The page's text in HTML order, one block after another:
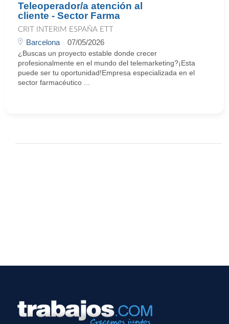
Teleoperador/a atención al
cliente - Sector Farma
CRIT INTERIM ESPAÑA ETT
Barcelona 07/05/2026
¿Buscas un proyecto estable donde crecer
profesionalmente en el mundo del telemarketing?¡Esta
puede ser tu oportunidad!Empresa especializada en el
sector farmacéutico ...